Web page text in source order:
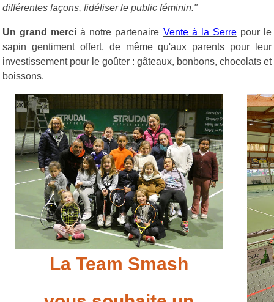
différentes façons, fidéliser le public féminin."
Un grand merci à notre partenaire Vente à la Serrepour le
sapin gentiment offert, de même qu'aux parents pour leur
investissement pour le goûter : gâteaux, bonbons, chocolats et
boissons.
La Team Smash